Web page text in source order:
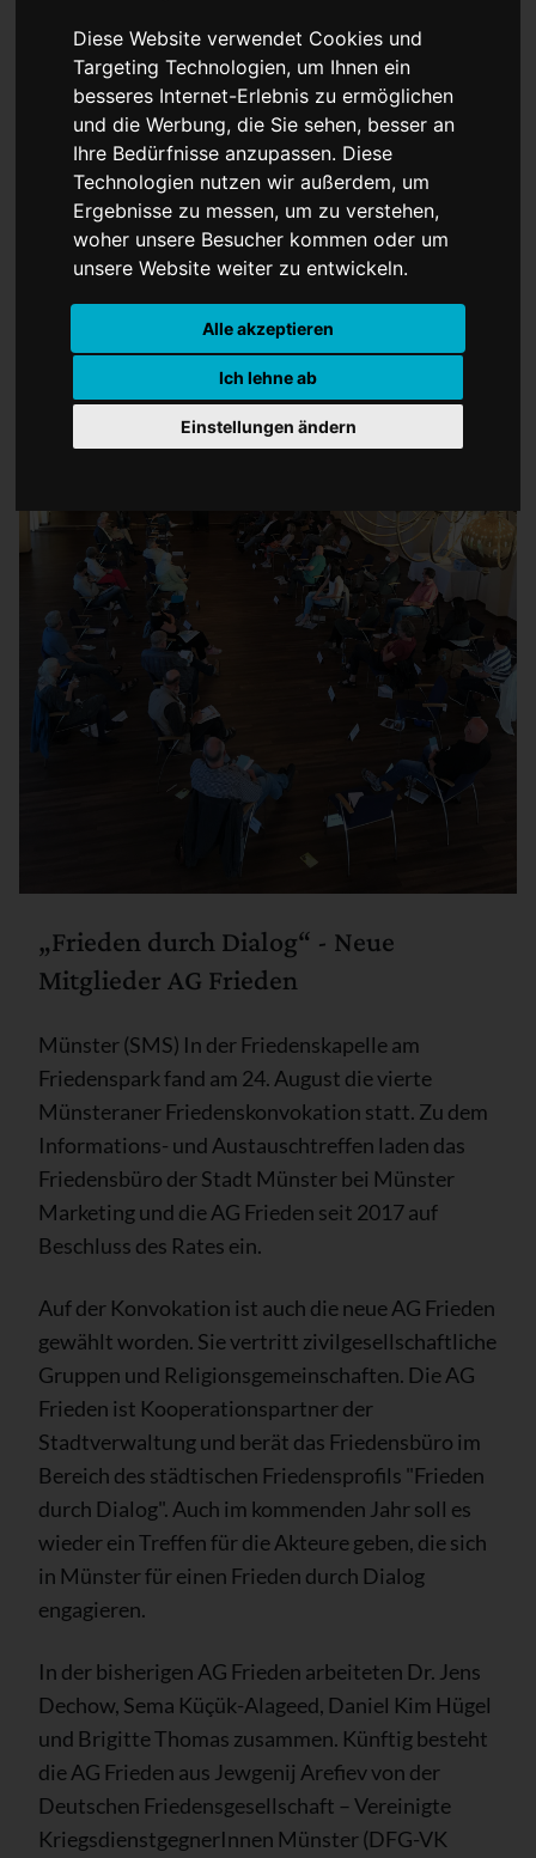
Diese Website verwendet Cookies und
Targeting Technologien, um Ihnen ein
besseres Internet-Erlebnis zu ermöglichen
und die Werbung, die Sie sehen, besser an
Ihre Bedürfnisse anzupassen. Diese
Technologien nutzen wir außerdem, um
Ergebnisse zu messen, um zu verstehen,
woher unsere Besucher kommen oder um
unsere Website weiter zu entwickeln.
Alle akzeptieren
Ich lehne ab
Einstellungen ändern
Vierte Münsteraner
Friedenskonvokation
„Frieden durch Dialog“ - Neue
Mitglieder AG Frieden
Münster (SMS) In der Friedenskapelle am
Friedenspark fand am 24. August die vierte
Münsteraner Friedenskonvokation statt. Zu dem
Informations- und Austauschtreffen laden das
Friedensbüro der Stadt Münster bei Münster
Marketing und die AG Frieden seit 2017 auf
Beschluss des Rates ein.
Auf der Konvokation ist auch die neue AG Frieden
gewählt worden. Sie vertritt zivilgesellschaftliche
Gruppen und Religionsgemeinschaften. Die AG
Frieden ist Kooperationspartner der
Stadtverwaltung und berät das Friedensbüro im
Bereich des städtischen Friedensprofils "Frieden
durch Dialog". Auch im kommenden Jahr soll es
wieder ein Treffen für die Akteure geben, die sich
in Münster für einen Frieden durch Dialog
engagieren.
In der bisherigen AG Frieden arbeiteten Dr. Jens
Dechow, Sema Küçük-Alageed, Daniel Kim Hügel
und Brigitte Thomas zusammen. Künftig besteht
die AG Frieden aus Jewgenij Arefiev von der
Deutschen Friedensgesellschaft – Vereinigte
KriegsdienstgegnerInnen Münster (DFG-VK